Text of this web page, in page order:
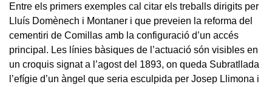
Entre els primers exemples cal citar els treballs dirigits per
Lluís Domènech i Montaner i que preveien la reforma del
cementiri de Comillas amb la configuració d’un accés
principal. Les línies bàsiques de l’actuació són visibles en
un croquis signat a l’agost del 1893, on queda Subratllada
l’efígie d’un àngel que seria esculpida per Josep Llimona i